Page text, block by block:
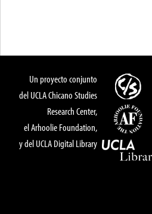
Un proyecto conjunto
del UCLA Chicano Studies
Research Center,
el Arhoolie Foundation,
y del UCLA Digital Library